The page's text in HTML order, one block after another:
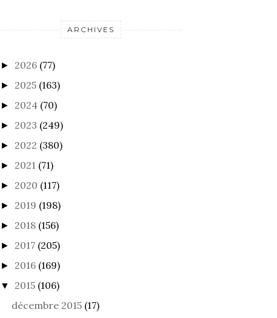
ARCHIVES
► 2026 (77)
► 2025 (163)
► 2024 (70)
► 2023 (249)
► 2022 (380)
► 2021 (71)
► 2020 (117)
► 2019 (198)
► 2018 (156)
► 2017 (205)
► 2016 (169)
▼ 2015 (106)
décembre 2015 (17)